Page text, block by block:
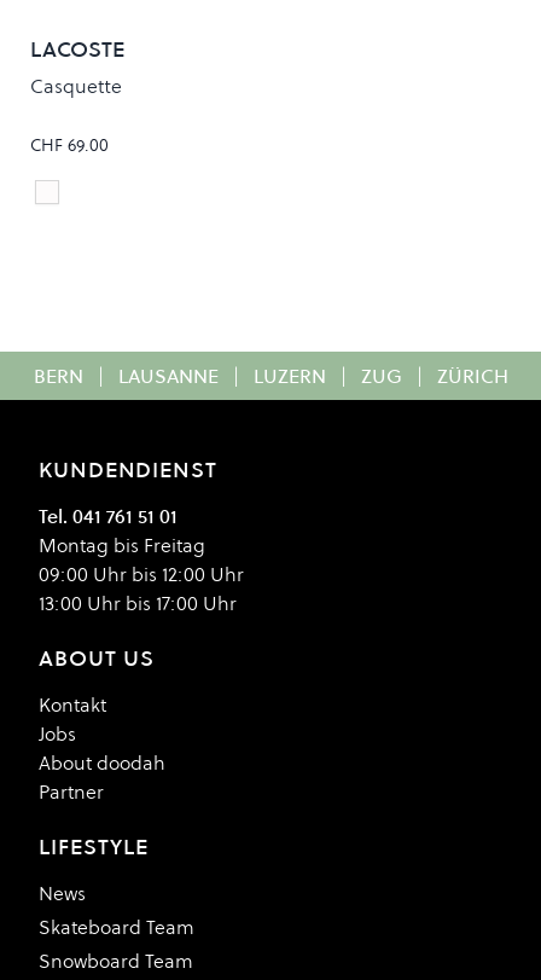
LACOSTE
Casquette
CHF 69.00
Colour
Blanc
BERN | LAUSANNE | LUZERN | ZUG | ZÜRICH
KUNDENDIENST
Tel. 041 761 51 01
Montag bis Freitag
09:00 Uhr bis 12:00 Uhr
13:00 Uhr bis 17:00 Uhr
ABOUT US
Kontakt
Jobs
About doodah
Partner
LIFESTYLE
News
Skateboard Team
Snowboard Team